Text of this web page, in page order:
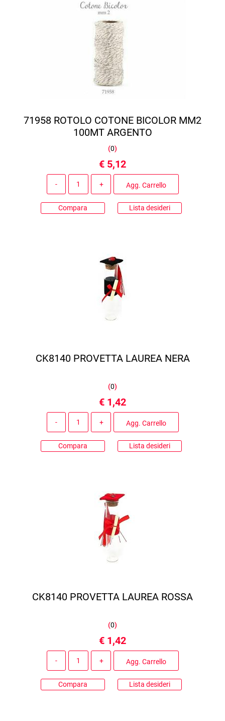
71958 ROTOLO COTONE BICOLOR MM2
100MT ARGENTO
(0)
€ 5,12
Agg. Carrello
Compara Lista desideri
CK8140 PROVETTA LAUREA NERA
(0)
€ 1,42
Agg. Carrello
Compara Lista desideri
CK8140 PROVETTA LAUREA ROSSA
(0)
€ 1,42
Agg. Carrello
Compara Lista desideri